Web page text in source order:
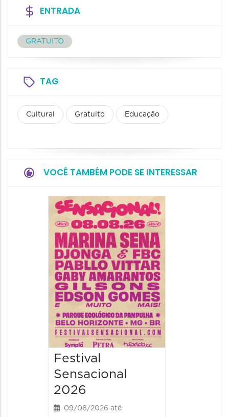
ENTRADA
GRATUITO
TAG
Cultural Gratuito Educação
VOCÊ TAMBÉM PODE SE INTERESSAR
Festival
Sensacional
2026
09/08/2026 até